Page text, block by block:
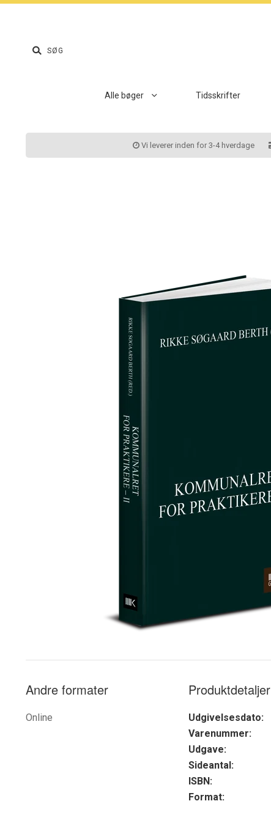
Alle bøger Tidsskrifter
Vi leverer inden for 3-4 hverdage
Andre formater
Online
Produktdetaljer
Udgivelsesdato:
Varenummer:
Udgave:
Sideantal:
ISBN:
Format: